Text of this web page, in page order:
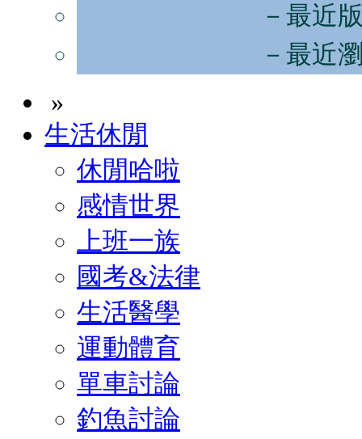
－最近
－最近
»
生活休閒
休閒哈啦
感情世界
上班一族
國考&法律
生活醫學
運動體育
單車討論
釣魚討論